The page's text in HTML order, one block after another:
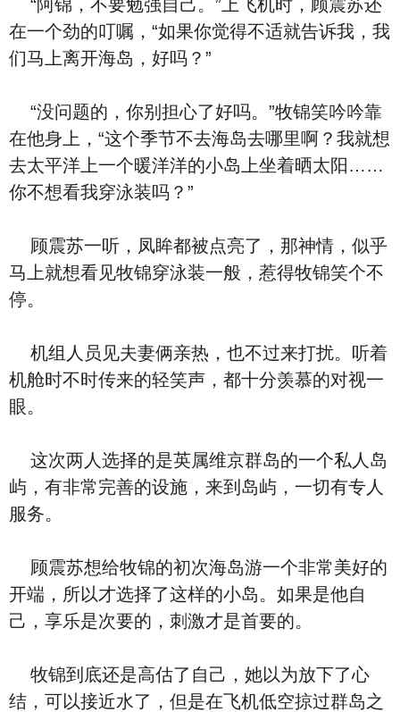
“阿锦，不要勉强自己。”上飞机时，顾震苏还
在一个劲的叮嘱，“如果你觉得不适就告诉我，我
们马上离开海岛，好吗？”
“没问题的，你别担心了好吗。”牧锦笑吟吟靠
在他身上，“这个季节不去海岛去哪里啊？我就想
去太平洋上一个暖洋洋的小岛上坐着晒太阳……
你不想看我穿泳装吗？”
顾震苏一听，凤眸都被点亮了，那神情，似乎
马上就想看见牧锦穿泳装一般，惹得牧锦笑个不
停。
机组人员见夫妻俩亲热，也不过来打扰。听着
机舱时不时传来的轻笑声，都十分羡慕的对视一
眼。
这次两人选择的是英属维京群岛的一个私人岛
屿，有非常完善的设施，来到岛屿，一切有专人
服务。
顾震苏想给牧锦的初次海岛游一个非常美好的
开端，所以才选择了这样的小岛。如果是他自
己，享乐是次要的，刺激才是首要的。
牧锦到底还是高估了自己，她以为放下了心
结，可以接近水了，但是在飞机低空掠过群岛之